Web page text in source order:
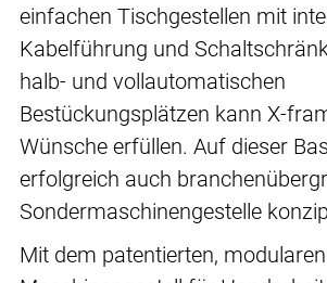
einfachen Tischgestellen mit
Kabelführung und
halb- und vollautomatischen
Bestückungsplätzen kann X-
Wünsche erfüllen. Auf dieser
erfolgreich auch
Sondermaschinengestelle
Mit dem patentierten,